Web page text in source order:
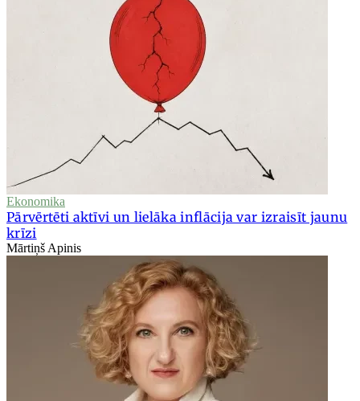
Ekonomika
Pārvērtēti aktīvi un lielāka inflācija var izraisīt jaunu
krīzi
Mārtiņš Apinis